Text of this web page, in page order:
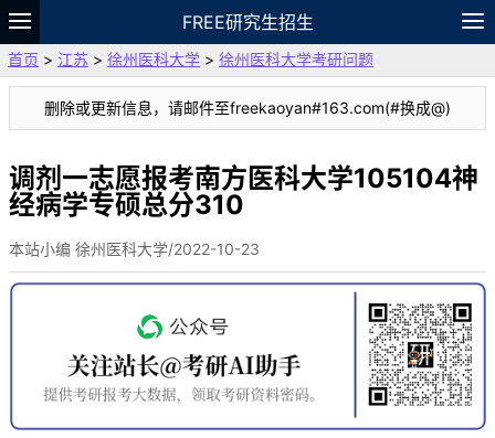
FREE研究生招生
题库
故事 专题 APP 笔记
论坛
VIP
资料
首页 > 江苏 > 徐州医科大学 > 徐州医科大学考研问题
删除或更新信息，请邮件至freekaoyan#163.com(#换成@)
调剂一志愿报考南方医科大学105104神
经病学专硕总分310
本站小编 徐州医科大学/2022-10-23